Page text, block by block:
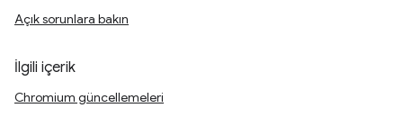
Açık sorunlara bakın
İlgili içerik
Chromium güncellemeleri